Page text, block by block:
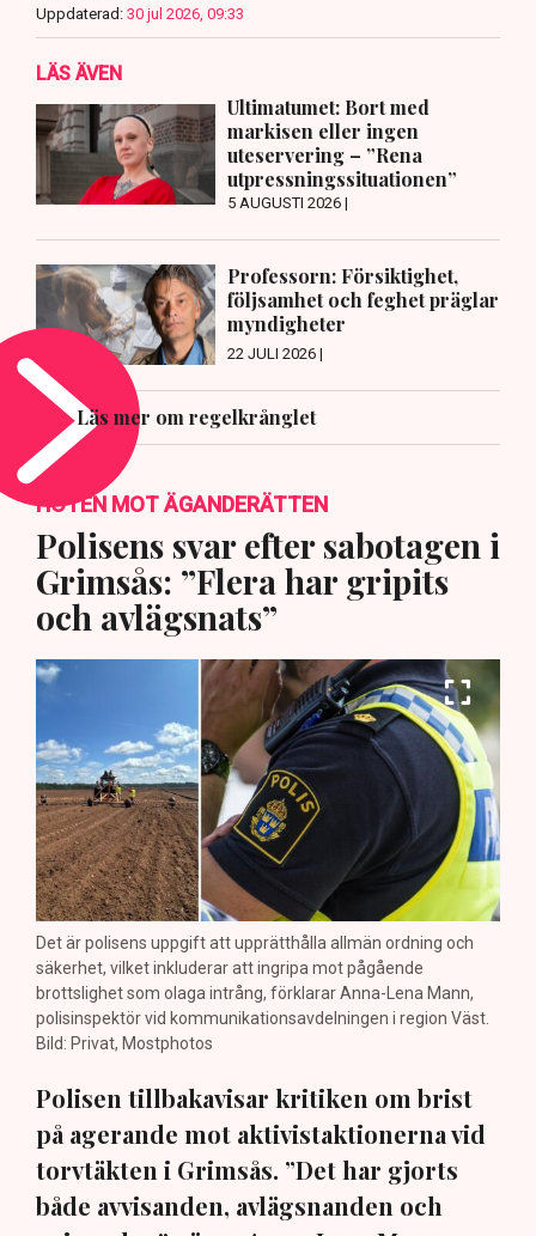
Uppdaterad: 30 jul 2026, 09:33
LÄS ÄVEN
Ultimatumet: Bort med
markisen eller ingen
uteservering – ”Rena
utpressningssituationen”
5 AUGUSTI 2026 |
Professorn: Försiktighet,
följsamhet och feghet präglar
myndigheter
22 JULI 2026 |
Läs mer om regelkrånglet
HOTEN MOT ÄGANDERÄTTEN
Polisens svar efter sabotagen i
Grimsås: ”Flera har gripits
och avlägsnats”
Det är polisens uppgift att upprätthålla allmän ordning och
säkerhet, vilket inkluderar att ingripa mot pågående
brottslighet som olaga intrång, förklarar Anna-Lena Mann,
polisinspektör vid kommunikationsavdelningen i region Väst.
Bild: Privat, Mostphotos
Polisen tillbakavisar kritiken om brist
på agerande mot aktivistaktionerna vid
torvtäkten i Grimsås. ”Det har gjorts
både avvisanden, avlägsnanden och